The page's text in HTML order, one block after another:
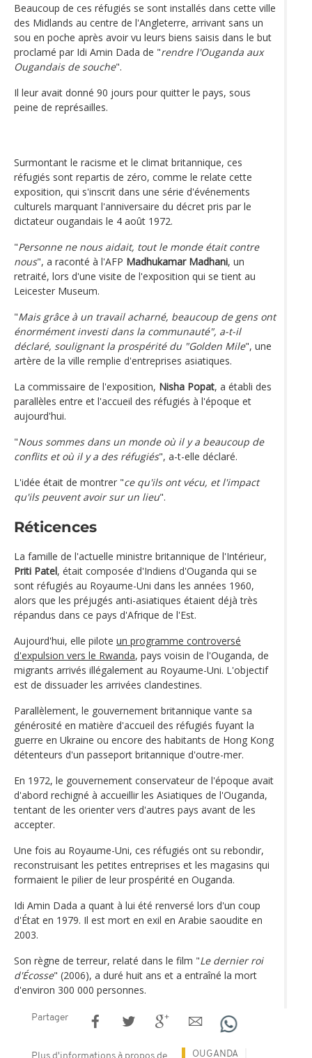
Beaucoup de ces réfugiés se sont installés dans cette ville
des Midlands au centre de l'Angleterre, arrivant sans un
sou en poche après avoir vu leurs biens saisis dans le but
proclamé par Idi Amin Dada de "rendre l'Ouganda aux
Ougandais de souche".
Il leur avait donné 90 jours pour quitter le pays, sous
peine de représailles.
Surmontant le racisme et le climat britannique, ces
réfugiés sont repartis de zéro, comme le relate cette
exposition, qui s'inscrit dans une série d'événements
culturels marquant l'anniversaire du décret pris par le
dictateur ougandais le 4 août 1972.
"Personne ne nous aidait, tout le monde était contre
nous", a raconté à l'AFP Madhukamar Madhani, un
retraité, lors d'une visite de l'exposition qui se tient au
Leicester Museum.
"Mais grâce à un travail acharné, beaucoup de gens ont
énormément investi dans la communauté", a-t-il
déclaré, soulignant la prospérité du "Golden Mile", une
artère de la ville remplie d'entreprises asiatiques.
La commissaire de l'exposition, Nisha Popat, a établi des
parallèles entre et l'accueil des réfugiés à l'époque et
aujourd'hui.
"Nous sommes dans un monde où il y a beaucoup de
conflits et où il y a des réfugiés", a-t-elle déclaré.
L'idée était de montrer "ce qu'ils ont vécu, et l'impact
qu'ils peuvent avoir sur un lieu".
Réticences
La famille de l'actuelle ministre britannique de l'Intérieur,
Priti Patel, était composée d'Indiens d'Ouganda qui se
sont réfugiés au Royaume-Uni dans les années 1960,
alors que les préjugés anti-asiatiques étaient déjà très
répandus dans ce pays d'Afrique de l'Est.
Aujourd'hui, elle pilote un programme controversé
d'expulsion vers le Rwanda, pays voisin de l'Ouganda, de
migrants arrivés illégalement au Royaume-Uni. L'objectif
est de dissuader les arrivées clandestines.
Parallèlement, le gouvernement britannique vante sa
générosité en matière d'accueil des réfugiés fuyant la
guerre en Ukraine ou encore des habitants de Hong Kong
détenteurs d'un passeport britannique d'outre-mer.
En 1972, le gouvernement conservateur de l'époque avait
d'abord rechigné à accueillir les Asiatiques de l'Ouganda,
tentant de les orienter vers d'autres pays avant de les
accepter.
Une fois au Royaume-Uni, ces réfugiés ont su rebondir,
reconstruisant les petites entreprises et les magasins qui
formaient le pilier de leur prospérité en Ouganda.
Idi Amin Dada a quant à lui été renversé lors d'un coup
d'État en 1979. Il est mort en exil en Arabie saoudite en
2003.
Son règne de terreur, relaté dans le film "Le dernier roi
d'Écosse" (2006), a duré huit ans et a entraîné la mort
d'environ 300 000 personnes.
Partager
OUGANDA